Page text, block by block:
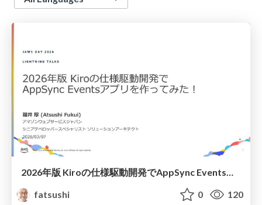
2026年版 Kiroの仕様駆動開発で AppSync Eventsアプリを作ってみた！ / 2026-JAWS-DAYS_SA-LT-AppSync-with-kiro-sdd
fatsushi
0 120